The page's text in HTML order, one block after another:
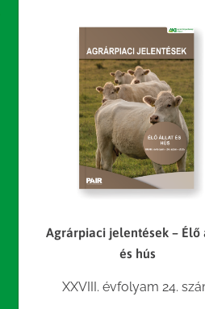
Agrárpiaci jelentések – Élő
és hús
XXVIII. évfolyam 24.